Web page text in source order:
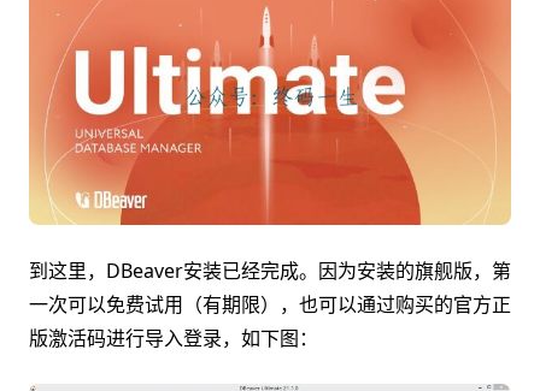
到这里，DBeaver安装已经完成。因为安装的旗舰版，第
一次可以免费试用（有期限），也可以通过购买的官方正
版激活码进行导入登录，如下图：